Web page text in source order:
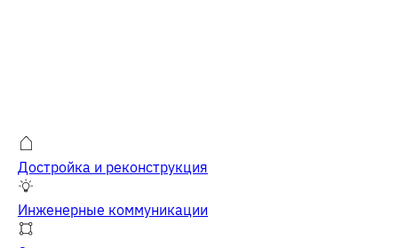
Достройка и реконструкция
Инженерные коммуникации